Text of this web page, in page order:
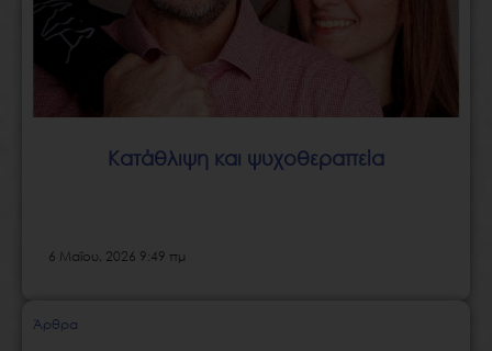
Κατάθλιψη και ψυχοθεραπεία
6 Μαΐου, 2026 9:49 πμ
Άρθρα